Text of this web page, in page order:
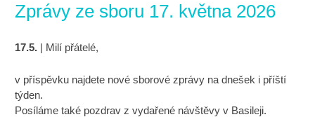
Zprávy ze sboru 17. května 2026
17.5. | Milí přátelé,
v příspěvku najdete nové sborové zprávy na dnešek i příští
týden.
Posíláme také pozdrav z vydařené návštěvy v Basileji.